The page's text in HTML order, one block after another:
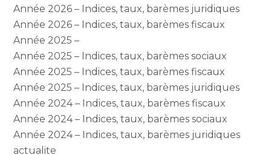
Année 2026 – Indices, taux, barèmes juridiques
Année 2026 – Indices, taux, barèmes fiscaux
Année 2025 –
Année 2025 – Indices, taux, barèmes sociaux
Année 2025 – Indices, taux, barèmes fiscaux
Année 2025 – Indices, taux, barèmes juridiques
Année 2024 – Indices, taux, barèmes fiscaux
Année 2024 – Indices, taux, barèmes sociaux
Année 2024 – Indices, taux, barèmes juridiques
actualite